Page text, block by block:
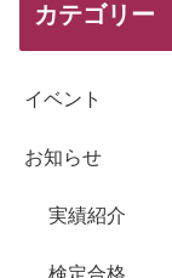
カテゴリー
イベント
お知らせ
実績紹介